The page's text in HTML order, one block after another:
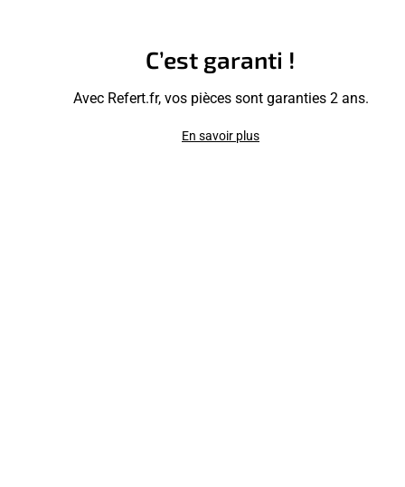
C’est garanti !
Avec Refert.fr, vos pièces sont garanties 2 ans.
En savoir plus